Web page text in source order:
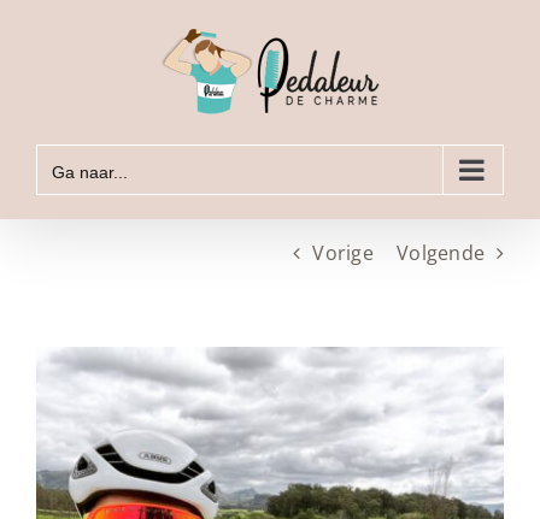
Ga naar...
Vorige Volgende
Bekijk
afbeelding